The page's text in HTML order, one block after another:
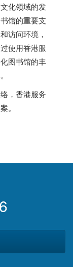
化领域的发
馆的重要支
访问环境，
使用香港服
图书馆的丰
， 香港服务
。